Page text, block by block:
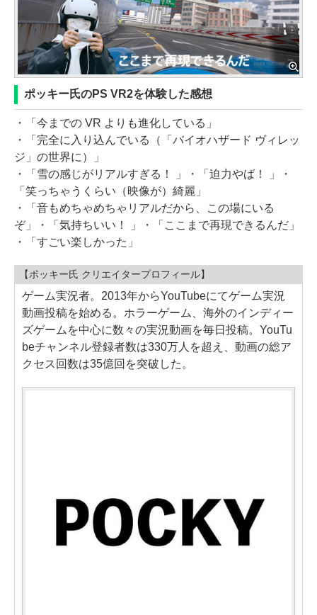
ポッキー氏のPS VR2を体験した感想
・「今までの VR よりも進化している」
・「完全に入り込んでいる（「バイオハザード ヴィレッ
ジ」の世界に）」
・「雪の感じがリアルすぎる！ 」・「迫力やば！ 」・
「笑っちゃうくらい（映像が）綺麗」
・「音もめちゃめちゃリアルだから、この場にいる
ぞ」・「気持ちいい！ 」・「ここまで再現できるんだ」
・「すごい楽しかった」
【ポッキー氏 クリエイタープロフィール】
ゲーム実況者。2013年からYouTubeにてゲーム実況
動画投稿を始める。ホラーゲーム、海外のインディー
ズゲームを中心に数々の実況動画を毎日投稿。YouTu
beチャンネル登録者数は330万人を超え、動画の総ア
クセス回数は35億回を突破した。